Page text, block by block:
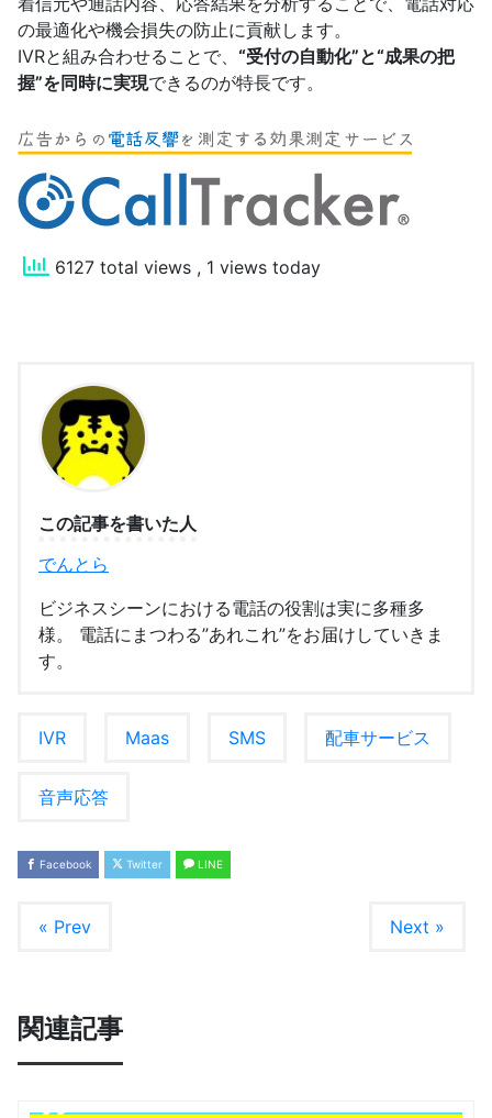
の最適化や機会損失の防止に貢献します。
IVRと組み合わせることで、 “受付の自動化”と“成果の把
握”を同時に実現できるのが特長です。
6127 total views , 1 views today
この記事を書いた人
でんとら
ビジネスシーンにおける電話の役割は実に多種多
様。 電話にまつわる”あれこれ”をお届けしていきま
す。
IVR Maas SMS 配車サービス
音声応答
Facebook Twitter LINE
« Prev Next »
関連記事